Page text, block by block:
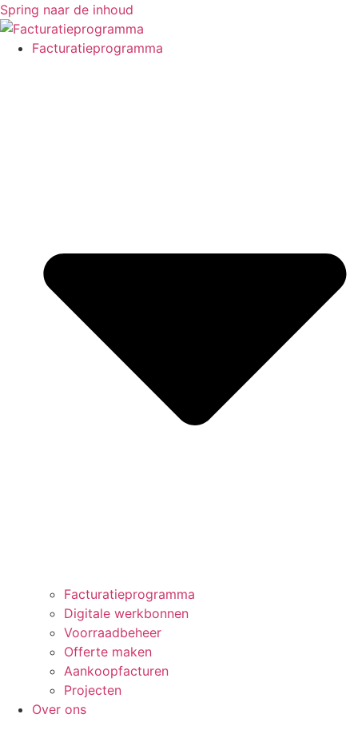
Spring naar de inhoud
Facturatieprogramma
Facturatieprogramma
Digitale werkbonnen
Voorraadbeheer
Offerte maken
Aankoopfacturen
Projecten
Over ons